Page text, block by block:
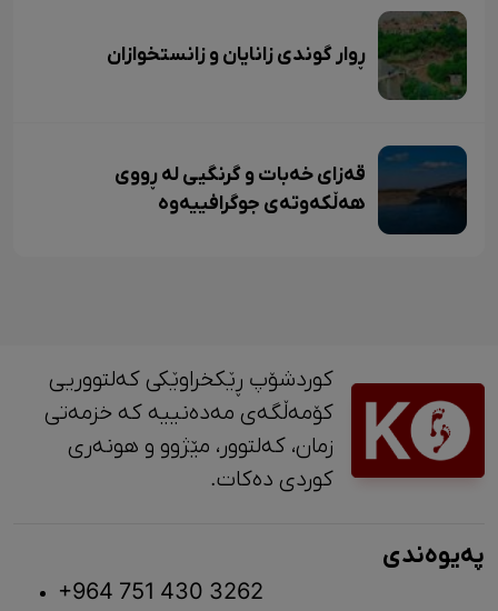
ڕوار گوندی زانایان و زانستخوازان
قەزای خەبات و گرنگیی لە ڕووی
هەڵکەوتەی جوگرافییەوە
کوردشۆپ ڕێکخراوێکی کەلتووریی
کۆمەڵگەی مەدەنییە کە خزمەتی
زمان، کەلتوور، مێژوو و ‎هونەری
کوردی دەکات.
پەیوەندی
+964 751 430 3262